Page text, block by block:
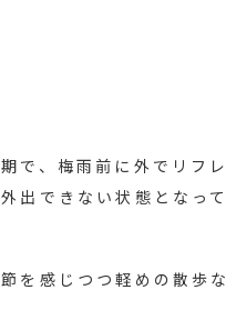
で、梅雨前に外でリフレ
出できない状態となって
を感じつつ軽めの散歩な